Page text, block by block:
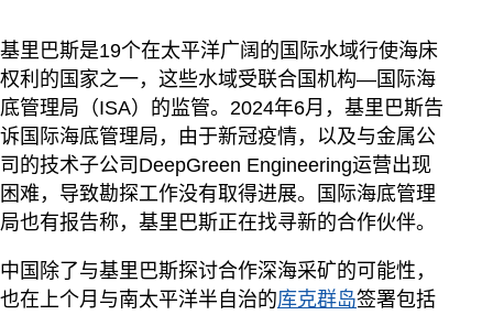
基里巴斯是19个在太平洋广阔的国际水域行使海床
权利的国家之一，这些水域受联合国机构—国际海
底管理局（ISA）的监管。2024年6月，基里巴斯告
诉国际海底管理局，由于新冠疫情，以及与金属公
司的技术子公司DeepGreen Engineering运营出现
困难，导致勘探工作没有取得进展。国际海底管理
局也有报告称，基里巴斯正在找寻新的合作伙伴。
中国除了与基里巴斯探讨合作深海采矿的可能性，
也在上个月与南太平洋半自治的库克群岛签署包括